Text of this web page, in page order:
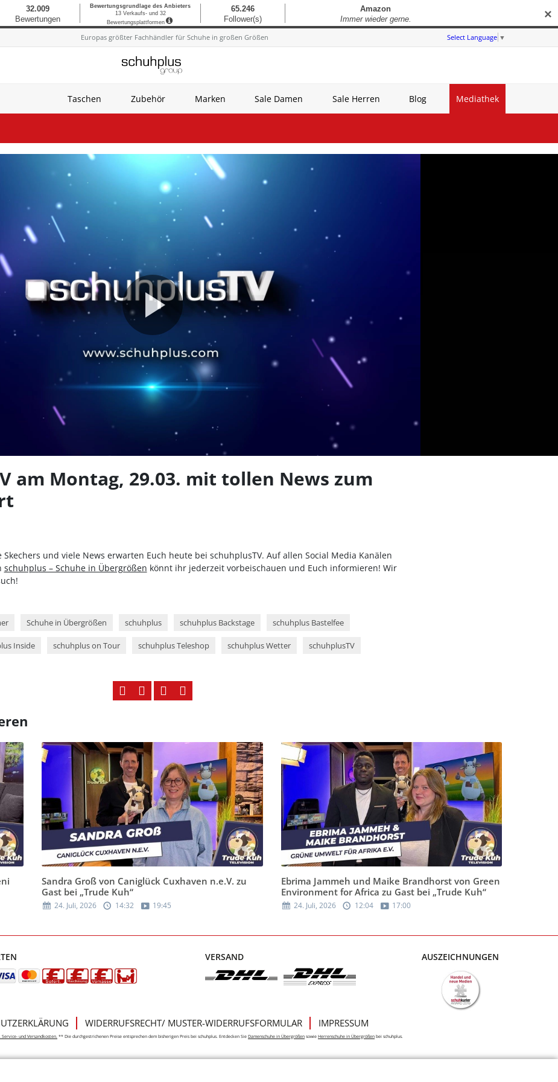
Europas größter Fachhändler für Schuhe in großen Größen Select Language ▼
Taschen Zubehör Marken Sale Damen Sale Herren Blog Mediathek
Video
abspielen
am Montag, 29.03. mit tollen News zum
Skechers und viele News erwarten Euch heute bei schuhplusTV. Auf allen Social Media Kanälen
schuhplus – Schuhe in Übergrößen könnt ihr jederzeit vorbeischauen und Euch informieren! Wir
Schuhe in Übergrößen schuhplus schuhplus Backstage schuhplus Bastelfee
Inside schuhplus on Tour schuhplus Teleshop schuhplus Wetter schuhplusTV
Sandra Groß von Caniglück Cuxhaven n.e.V. zu
Gast bei „Trude Kuh“
24. Juli, 2026 14:32 19:45
Ebrima Jammeh und Maike Brandhorst von Green
Environment for Africa zu Gast bei „Trude Kuh“
24. Juli, 2026 12:04 17:00
VERSAND AUSZEICHNUNGEN
WIDERRUFSRECHT/ MUSTER-WIDERRUFSFORMULAR IMPRESSUM
Service- und Versandkosten. ** Die durchgestrichenen Preise entsprechen dem bisherigen Preis bei schuhplus. Entdecken Sie Damenschuhe in Übergrößen sowie Herrenschuhe in Übergrößen bei schuhplus.
✕